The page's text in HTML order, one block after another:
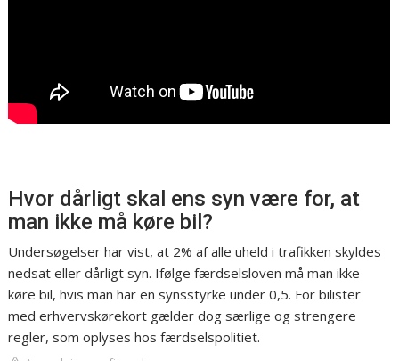
Hvor dårligt skal ens syn være for, at
man ikke må køre bil?
Undersøgelser har vist, at 2% af alle uheld i trafikken skyldes
nedsat eller dårligt syn. Ifølge færdselsloven må man ikke
køre bil, hvis man har en synsstyrke under 0,5. For bilister
med erhvervskørekort gælder dog særlige og strengere
regler, som oplyses hos færdselspolitiet.